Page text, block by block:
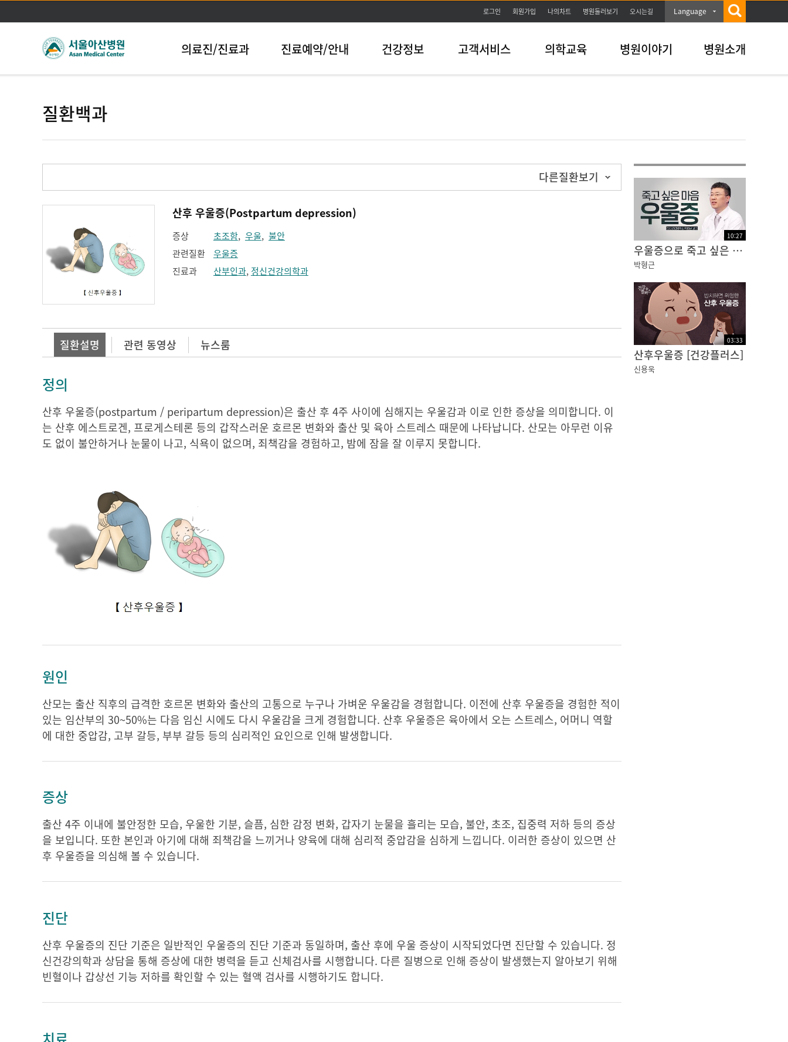
본문바로가기
로그인 회원가입 나의차트 병원둘러보기 오시는길 Language
의료진/진료과 진료예약/안내 건강정보 고객서비스 의학교육 병원이야기 병원소개
질환백과
다른질환보기
산후 우울증(Postpartum depression)
증상 초조함, 우울, 불안
관련질환
우울증
진료과
산부인과, 정신건강의학과
질환설명 관련 동영상 뉴스룸
정의
산후 우울증(postpartum / peripartum depression)은 출산 후 4주 사이에 심해지는 우울감과 이로 인한 증상을 의미합니다. 이
는 산후 에스트로겐, 프로게스테론 등의 갑작스러운 호르몬 변화와 출산 및 육아 스트레스 때문에 나타납니다. 산모는 아무런 이유
도 없이 불안하거나 눈물이 나고, 식욕이 없으며, 죄책감을 경험하고, 밤에 잠을 잘 이루지 못합니다.
원인
산모는 출산 직후의 급격한 호르몬 변화와 출산의 고통으로 누구나 가벼운 우울감을 경험합니다. 이전에 산후 우울증을 경험한 적이
있는 임산부의 30~50%는 다음 임신 시에도 다시 우울감을 크게 경험합니다. 산후 우울증은 육아에서 오는 스트레스, 어머니 역할
에 대한 중압감, 고부 갈등, 부부 갈등 등의 심리적인 요인으로 인해 발생합니다.
증상
출산 4주 이내에 불안정한 모습, 우울한 기분, 슬픔, 심한 감정 변화, 갑자기 눈물을 흘리는 모습, 불안, 초조, 집중력 저하 등의 증상
을 보입니다. 또한 본인과 아기에 대해 죄책감을 느끼거나 양육에 대해 심리적 중압감을 심하게 느낍니다. 이러한 증상이 있으면 산
후 우울증을 의심해 볼 수 있습니다.
진단
산후 우울증의 진단 기준은 일반적인 우울증의 진단 기준과 동일하며, 출산 후에 우울 증상이 시작되었다면 진단할 수 있습니다. 정
신건강의학과 상담을 통해 증상에 대한 병력을 듣고 신체검사를 시행합니다. 다른 질병으로 인해 증상이 발생했는지 알아보기 위해
빈혈이나 갑상선 기능 저하를 확인할 수 있는 혈액 검사를 시행하기도 합니다.
10:27
우울증으로 죽고 싶은 마음이 들 때, 우리는 어떡하면 좋을까요?
박형근
03:33
산후우울증 [건강플러스]
신용욱